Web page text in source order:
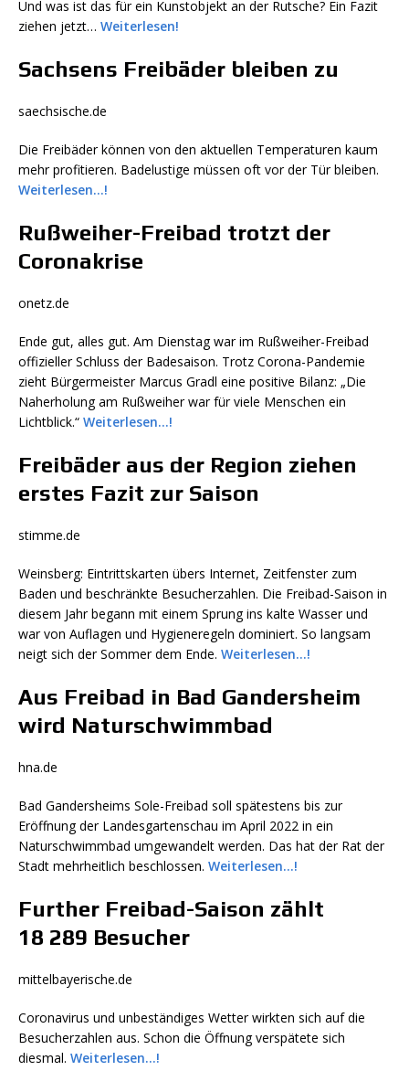
Und was ist das für ein Kunstobjekt an der Rutsche? Ein Fazit
ziehen jetzt… Weiterlesen!
Sachsens Freibäder bleiben zu
saechsische.de
Die Freibäder können von den aktuellen Temperaturen kaum
mehr profitieren. Badelustige müssen oft vor der Tür bleiben.
Weiterlesen…!
Rußweiher-Freibad trotzt der
Coronakrise
onetz.de
Ende gut, alles gut. Am Dienstag war im Rußweiher-Freibad
offizieller Schluss der Badesaison. Trotz Corona-Pandemie
zieht Bürgermeister Marcus Gradl eine positive Bilanz: „Die
Naherholung am Rußweiher war für viele Menschen ein
Lichtblick.“ Weiterlesen…!
Freibäder aus der Region ziehen
erstes Fazit zur Saison
stimme.de
Weinsberg: Eintrittskarten übers Internet, Zeitfenster zum
Baden und beschränkte Besucherzahlen. Die Freibad-Saison in
diesem Jahr begann mit einem Sprung ins kalte Wasser und
war von Auflagen und Hygieneregeln dominiert. So langsam
neigt sich der Sommer dem Ende. Weiterlesen…!
Aus Freibad in Bad Gandersheim
wird Naturschwimmbad
hna.de
Bad Gandersheims Sole-Freibad soll spätestens bis zur
Eröffnung der Landesgartenschau im April 2022 in ein
Naturschwimmbad umgewandelt werden. Das hat der Rat der
Stadt mehrheitlich beschlossen. Weiterlesen…!
Further Freibad-Saison zählt
18 289 Besucher
mittelbayerische.de
Coronavirus und unbeständiges Wetter wirkten sich auf die
Besucherzahlen aus. Schon die Öffnung verspätete sich
diesmal. Weiterlesen…!